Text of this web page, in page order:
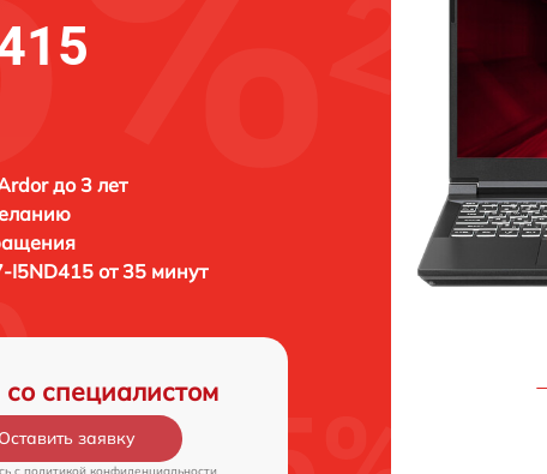
до 3 лет
I5ND415 от 35 минут
специалистом
Оставить заявку
c политикой конфиденциальности